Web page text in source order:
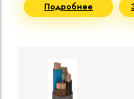
Подробнее